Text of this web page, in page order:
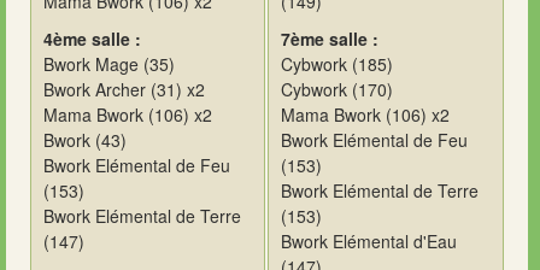
4ème salle :
Bwork Mage (35)
Bwork Archer (31) x2
Mama Bwork (106) x2
Bwork (43)
Bwork Elémental de Feu
(153)
Bwork Elémental de Terre
(147)
7ème salle :
Cybwork (185)
Cybwork (170)
Mama Bwork (106) x2
Bwork Elémental de Feu
(153)
Bwork Elémental de Terre
(153)
Bwork Elémental d'Eau